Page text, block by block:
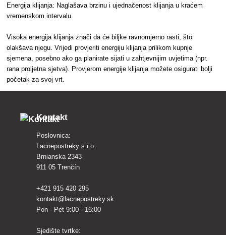
Energija klijanja: Naglašava brzinu i ujednačenost klijanja u kraćem
vremenskom intervalu.
Visoka energija klijanja znači da će biljke ravnomjerno rasti, što
olakšava njegu. Vrijedi provjeriti energiju klijanja prilikom kupnje
sjemena, posebno ako ga planirate sijati u zahtjevnijim uvjetima (npr.
rana proljetna sjetva). Provjerom energije klijanja možete osigurati bolji
početak za svoj vrt.
Kontakt
Poslovnica:
Lacnepostreky s.r.o.
Brnianska 2343
911 05 Trenčín
+421 915 420 295
kontakt@lacnepostreky.sk
Pon - Pet 9:00 - 16:00
Sjedište tvrtke: